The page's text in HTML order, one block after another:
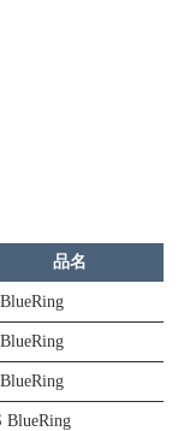
品名
BlueRing